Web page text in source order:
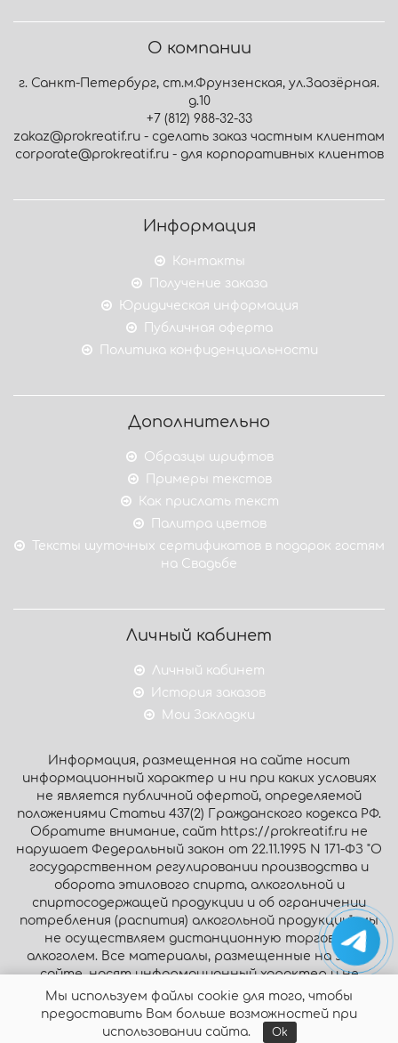
О компании
г. Санкт-Петербург, ст.м.Фрунзенская, ул.Заозёрная.
д.10
+7 (812) 988-32-33
zakaz@prokreatif.ru - сделать заказ частным клиентам
corporate@prokreatif.ru - для корпоративных клиентов
Информация
Контакты
Получение заказа
Юридическая информация
Публичная оферта
Политика конфиденциальности
Дополнительно
Образцы шрифтов
Примеры текстов
Как прислать текст
Палитра цветов
Тексты шуточных сертификатов в подарок гостям
на Свадьбе
Личный кабинет
Личный кабинет
История заказов
Мои Закладки
Информация, размещенная на сайте носит
информационный характер и ни при каких условиях
не является публичной офертой, определяемой
положениями Статьи 437(2) Гражданского кодекса РФ.
Обратите внимание, сайт https://prokreatif.ru не
нарушает Федеральный закон от 22.11.1995 N 171-ФЗ "О
государственном регулировании производства и
оборота этилового спирта, алкогольной и
спиртосодержащей продукции и об ограничении
потребления (распития) алкогольной продукции": мы
не осуществляем дистанционную торговлю
алкоголем. Все материалы, размещенные на этом
сайте, носят информационный характер и не
являются публичной офертой.
© Интернет-магазин «Prokreatif.ru», 2026. Все права
защищены
Мы используем файлы cookie для того, чтобы
предоставить Вам больше возможностей при
использовании сайта.
Ok